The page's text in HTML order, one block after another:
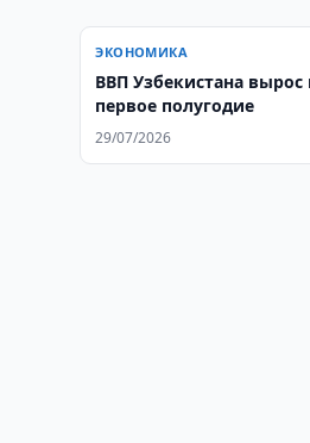
ЭКОНОМИКА
ВВП Узбекистана вырос
первое полугодие
29/07/2026